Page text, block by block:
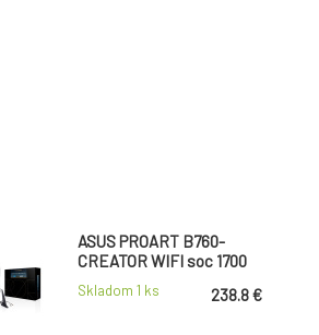
ASUS PROART B760-
CREATOR WIFI soc 1700
DDR5 ATX HDMI DP
Skladom 1 ks 238.8 €